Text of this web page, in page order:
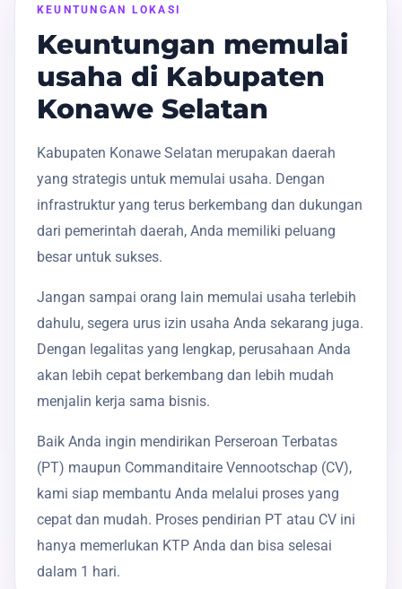
KEUNTUNGAN LOKASI
Keuntungan memulai
usaha di Kabupaten
Konawe Selatan
Kabupaten Konawe Selatan merupakan daerah
yang strategis untuk memulai usaha. Dengan
infrastruktur yang terus berkembang dan dukungan
dari pemerintah daerah, Anda memiliki peluang
besar untuk sukses.
Jangan sampai orang lain memulai usaha terlebih
dahulu, segera urus izin usaha Anda sekarang juga.
Dengan legalitas yang lengkap, perusahaan Anda
akan lebih cepat berkembang dan lebih mudah
menjalin kerja sama bisnis.
Baik Anda ingin mendirikan Perseroan Terbatas
(PT) maupun Commanditaire Vennootschap (CV),
kami siap membantu Anda melalui proses yang
cepat dan mudah. Proses pendirian PT atau CV ini
hanya memerlukan KTP Anda dan bisa selesai
dalam 1 hari.